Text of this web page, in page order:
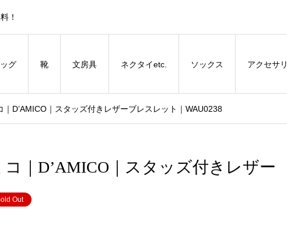
！
グ 靴 文房具 ネクタイetc. ソックス アクセサリ
｜D’AMICO｜スタッズ付きレザーブレスレット｜WAU0238
コ｜D’AMICO｜スタッズ付きレザー
Out